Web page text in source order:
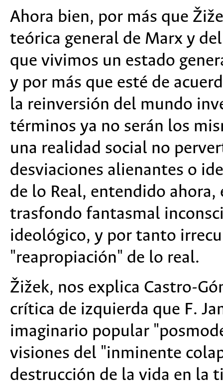
Ahora bien, por más que
teórica general de Marx y
que vivimos un estado
y por más que esté de
la reinversión del mundo
términos ya no serán los
una realidad social no
desviaciones alienantes o
de lo Real, entendido ahora,
trasfondo fantasmal
ideológico, y por tanto
"reapropiación" de lo real.
Žižek, nos explica Castro-
crítica de izquierda que F.
imaginario popular
visiones del "inminente
destrucción de la vida en la